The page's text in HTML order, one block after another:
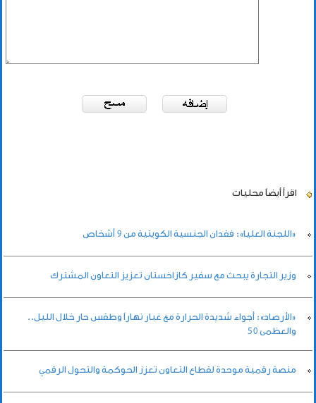
اقرأ أيضاً محليات
«اللجنة العليا»: فقدان الجنسية الكويتية من 9 أشخاص
وزير التجارة يبحث مع سفير كازاخستان تعزيز التعاون المشترك
«الأرصاد»: أجواء شديدة الحرارة مع غبار نهاراً وطقس حار خلال الليل..
والعظمى 50
منصة رقمية موحدة لقطاع التعاون تعزز الحوكمة والتحول الرقمي